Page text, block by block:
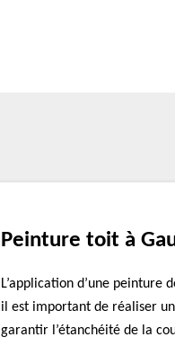
Peinture toit à
L’application d’une
il est important de réaliser
garantir l’étanchéité de la